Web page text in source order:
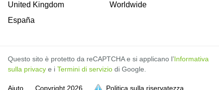
United Kingdom
España
Worldwide
Questo sito è protetto da reCAPTCHA e si applicano l’Informativa
sulla privacy e i Termini di servizio di Google.
Aiuto Copyright 2026 Politica sulla riservatezza